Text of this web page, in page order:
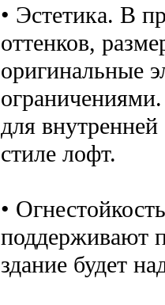
• Эстетика. В
оттенков,
оригинальные
для внутренней
стиле лофт.
•
поддерживают
здание будет